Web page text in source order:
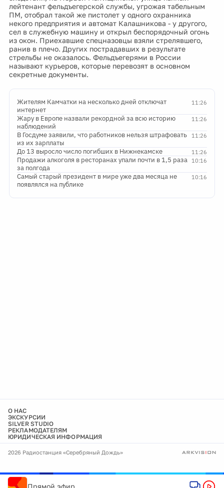
лейтенант фельдъегерской службы, угрожая табельным
ПМ, отобрал такой же пистолет у одного охранника
некого предприятия и автомат Калашникова - у другого,
сел в служебную машину и открыл беспорядочный огонь
из окон. Приехавшие спецназовцы взяли стрелявшего,
ранив в плечо. Других пострадавших в результате
стрельбы не оказалось. Фельдъегерями в России
называют курьеров, которые перевозят в основном
секретные документы.
11:26
Жителям Камчатки на несколько дней отключат
интернет
11:26
Жару в Европе назвали рекордной за всю историю
наблюдений
11:26
В Госдуме заявили, что работников нельзя штрафовать
из их зарплаты
11:26
До 13 выросло число погибших в Нижнекамске
10:16
Продажи алкоголя в ресторанах упали почти в 1,5 раза
за полгода
10:16
Самый старый президент в мире уже два месяца не
появлялся на публике
О НАС
ЭКСКУРСИИ
SILVER STUDIO
РЕКЛАМОДАТЕЛЯМ
ЮРИДИЧЕСКАЯ ИНФОРМАЦИЯ
2026 Радиостанция «Серебряный Дождь»
Прямой эфир